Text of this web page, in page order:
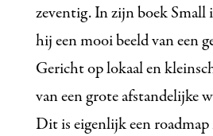
zeventig. In zijn boek Small
hij een mooi beeld van een
Gericht op lokaal en
van een grote afstandelijke
Dit is eigenlijk een